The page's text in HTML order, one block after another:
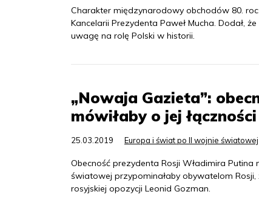
Charakter międzynarodowy obchodów 80.
Kancelarii Prezydenta Paweł Mucha. Dodał,
uwagę na rolę Polski w historii.
„Nowaja Gazieta”:
mówiłaby o jej
25.03.2019 Europa i świat po II wojnie światowej
Obecność prezydenta Rosji Władimira
światowej przypominałaby obywatelom
rosyjskiej opozycji Leonid Gozman.